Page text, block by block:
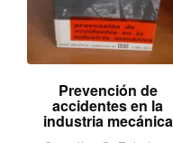
Prevención de
accidentes en la
industria mecánica